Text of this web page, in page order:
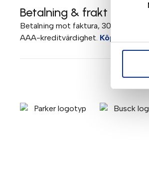
Betalning & frakt
Betalning mot faktura, 30 dagar.
AAA-kreditvärdighet. Köpvillkor